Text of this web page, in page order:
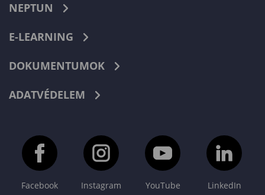
NEPTUN
E-LEARNING
DOKUMENTUMOK
ADATVÉDELEM
Facebook Instagram YouTube LinkedIn